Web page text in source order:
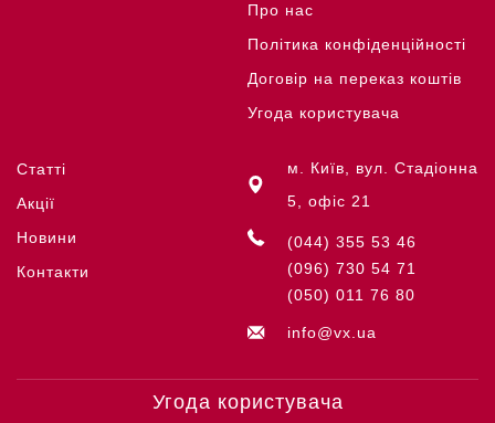
Про нас
Політика конфіденційності
Договір на переказ коштів
Угода користувача
Статті
Акції
Новини
Контакти
м. Київ, вул. Стадіонна
5, офіс 21
(044) 355 53 46
(096) 730 54 71
(050) 011 76 80
info@vx.ua
Угода користувача